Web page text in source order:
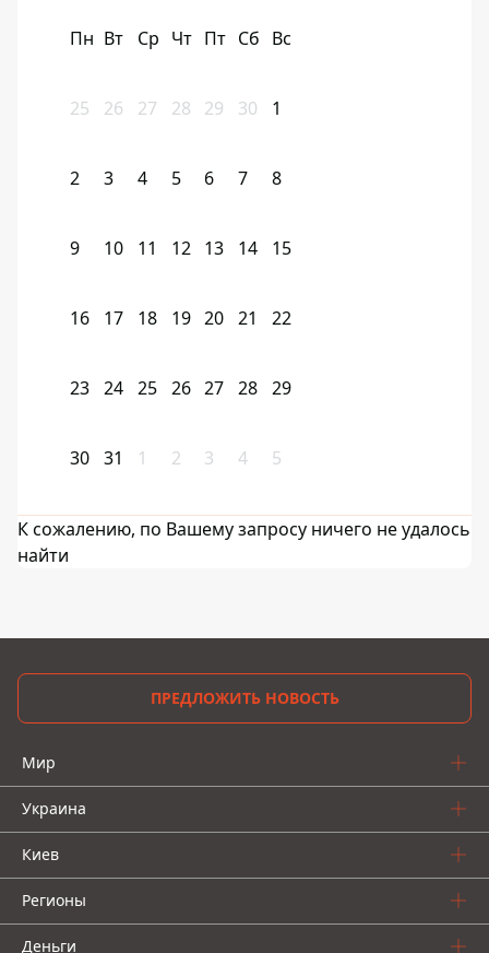
Пн Вт Ср Чт Пт Сб Вс
25 26 27 28 29 30 1
2 3 4 5 6 7 8
9 10 11 12 13 14 15
16 17 18 19 20 21 22
23 24 25 26 27 28 29
30 31 1 2 3 4 5
К сожалению, по Вашему запросу ничего не удалось
найти
ПРЕДЛОЖИТЬ НОВОСТЬ
Мир
Украина
Киев
Регионы
Деньги